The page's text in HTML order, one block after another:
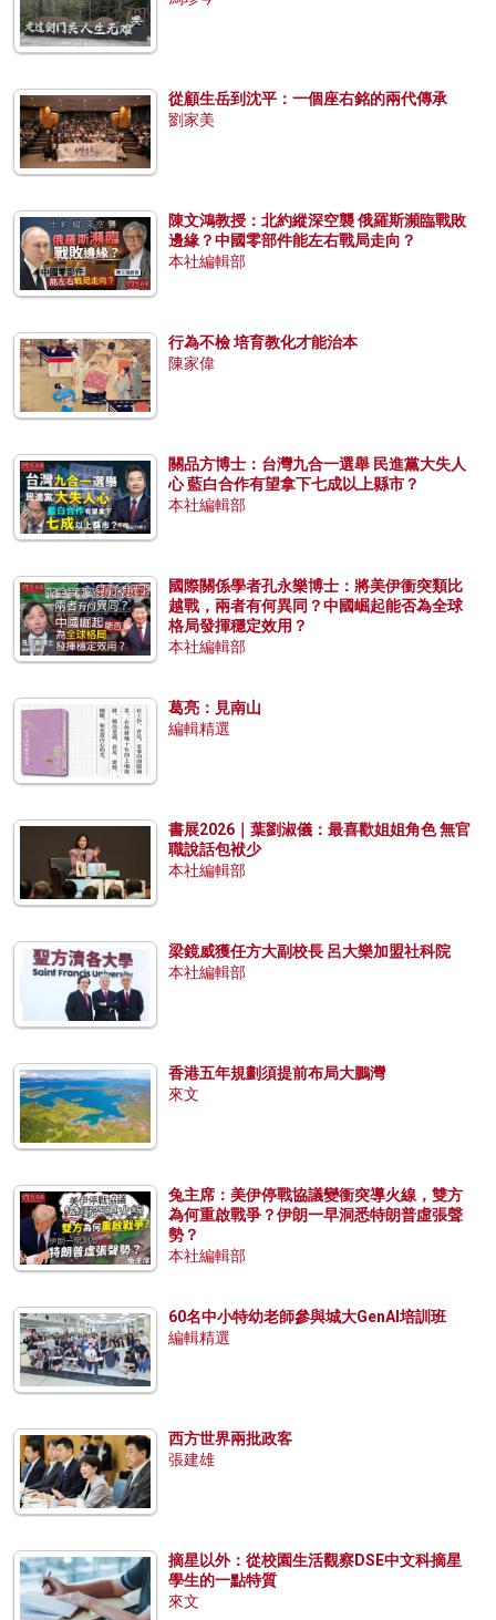
從顧生岳到沈平：一個座右銘的兩代傳承
劉家美
陳文鴻教授：北約縱深空襲 俄羅斯瀕臨戰敗
邊緣？中國零部件能左右戰局走向？
本社編輯部
行為不檢 培育教化才能治本
陳家偉
關品方博士：台灣九合一選舉 民進黨大失人
心 藍白合作有望拿下七成以上縣市？
本社編輯部
國際關係學者孔永樂博士：將美伊衝突類比
越戰，兩者有何異同？中國崛起能否為全球
格局發揮穩定效用？
本社編輯部
葛亮：見南山
編輯精選
書展2026｜葉劉淑儀：最喜歡姐姐角色 無官
職說話包袱少
本社編輯部
梁鏡威獲任方大副校長 呂大樂加盟社科院
本社編輯部
香港五年規劃須提前布局大鵬灣
來文
兔主席：美伊停戰協議變衝突導火線，雙方
為何重啟戰爭？伊朗一早洞悉特朗普虛張聲
勢？
本社編輯部
60名中小特幼老師參與城大GenAI培訓班
編輯精選
西方世界兩批政客
張建雄
摘星以外：從校園生活觀察DSE中文科摘星
學生的一點特質
來文